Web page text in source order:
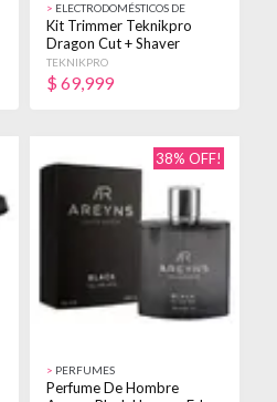
> ELECTRODOMÉSTICOS DE
BELLEZA
Kit Trimmer Teknikpro
Dragon Cut + Shaver
Belprof Dorado Oscuro
TEKNIKPRO
$ 69,999
38% OFF!
> PERFUMES
Perfume De Hombre